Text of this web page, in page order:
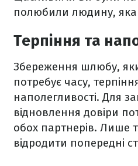
полюбили людину, яка
Терпіння та
Збереження шлюбу,
потребує часу,
наполегливості. Для
відновлення довіри
обох партнерів. Лише
відродити попередні